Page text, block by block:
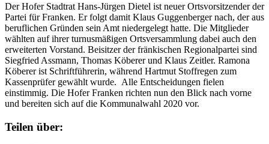
Der Hofer Stadtrat Hans-Jürgen Dietel ist neuer Ortsvorsitzender der
Partei für Franken. Er folgt damit Klaus Guggenberger nach, der aus
beruflichen Gründen sein Amt niedergelegt hatte. Die Mitglieder
wählten auf ihrer turnusmäßigen Ortsversammlung dabei auch den
erweiterten Vorstand. Beisitzer der fränkischen Regionalpartei sind
Siegfried Assmann, Thomas Köberer und Klaus Zeitler. Ramona
Köberer ist Schriftführerin, während Hartmut Stoffregen zum
Kassenprüfer gewählt wurde. Alle Entscheidungen fielen
einstimmig. Die Hofer Franken richten nun den Blick nach vorne
und bereiten sich auf die Kommunalwahl 2020 vor.
Teilen über: